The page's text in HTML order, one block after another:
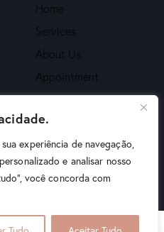
experiência de navegação,
e analisar nosso
você concorda com
Home
Services
About Us
Appointment
Contacts
ajudar?